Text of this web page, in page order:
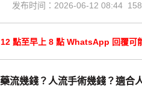
发布时间：2026-06-12 08:44
點至早上 8 點 WhatsApp 回覆可
流幾錢？人流手術幾錢？適合